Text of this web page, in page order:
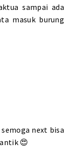
sampai ada
masuk burung
next bisa
😍